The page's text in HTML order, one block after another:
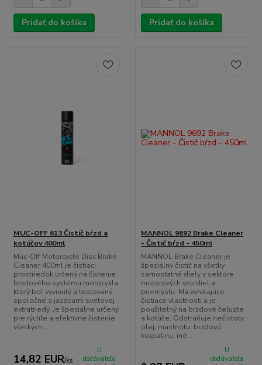
Pridať do košíka Pridať do košíka
MUC-OFF 613 Čistič bŕzd a
kotúčov 400ml
Muc-Off Motorcycle Disc Brake
Cleaner 400ml je čistiaci
prostriedok určený na čistenie
brzdového systému motocykla,
ktorý bol vyvinutý a testovaný
spoločne s jazdcami svetovej
extratriedy. Je špeciálne určený
pre rýchle a efektívne čistenie
všetkých...
14,82 EUR/ks
U
dodávateľa
MANNOL 9692 Brake Cleaner
- Čistič bŕzd - 450ml
MANNOL Brake Cleaner je
špeciálny čistič na všetky
samostatné diely v sektore
motorových vozidiel a
priemyslu. Má vynikajúce
čistiace vlastnosti a je
použiteľný na brzdové čeľuste
a kotúče. Odstraňuje nečistoty,
olej, mastnotu, brzdovú
kvapalinu, iné...
U
dodávateľa